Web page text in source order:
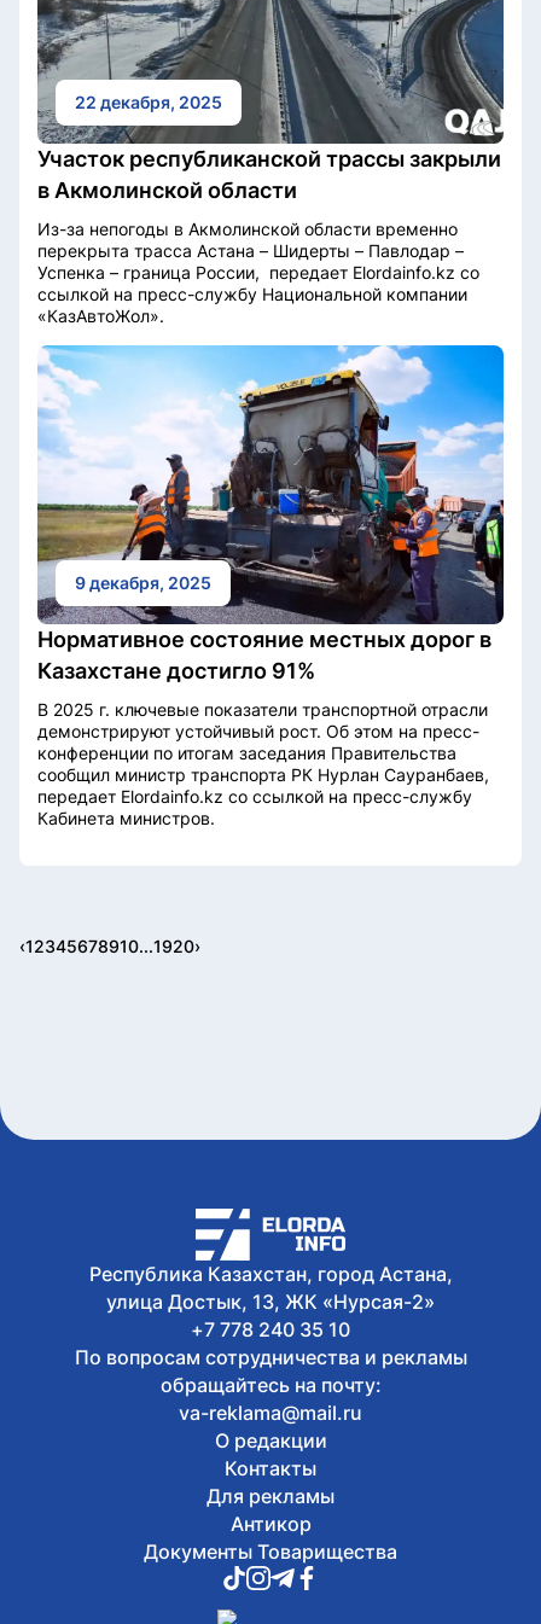
22 декабря, 2025
Участок республиканской трассы закрыли
в Акмолинской области
Из-за непогоды в Акмолинской области временно
перекрыта трасса Астана – Шидерты – Павлодар –
Успенка – граница России, передает Elordainfo.kz со
ссылкой на пресс-службу Национальной компании
«КазАвтоЖол».
9 декабря, 2025
Нормативное состояние местных дорог в
Казахстане достигло 91%
В 2025 г. ключевые показатели транспортной отрасли
демонстрируют устойчивый рост. Об этом на пресс-
конференции по итогам заседания Правительства
сообщил министр транспорта РК Нурлан Сауранбаев,
передает Elordainfo.kz со ссылкой на пресс-службу
Кабинета министров.
‹12345678910...1920›
Республика Казахстан, город Астана,
улица Достык, 13, ЖК «Нурсая-2»
+7 778 240 35 10
По вопросам сотрудничества и рекламы
обращайтесь на почту:
va-reklama@mail.ru
О редакции
Контакты
Для рекламы
Антикор
Документы Товарищества